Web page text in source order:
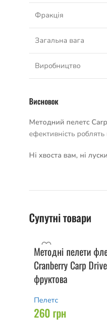
Фракція
Загальна вага
Виробництво
Висновок
Методний пелетс
ефективність
Ні хвоста вам, ні
Супутні товари
Методні пелети
Cranberry Carp
фруктова
Пелетс
260 грн